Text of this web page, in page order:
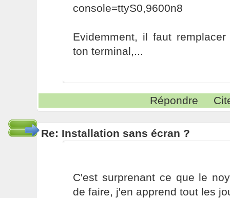
console=ttyS0,9600n8
Evidemment, il faut
ton terminal,...
Répondre
Re: Installation sans écran ?
C'est surprenant ce que le
de faire, j'en apprend tout les